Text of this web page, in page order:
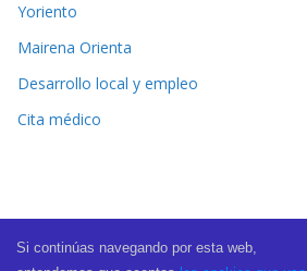
Yoriento
Mairena Orienta
Desarrollo local y empleo
Cita médico
Copyright © 2026 El Periódico de Mairena
Si continúas navegando por esta web,